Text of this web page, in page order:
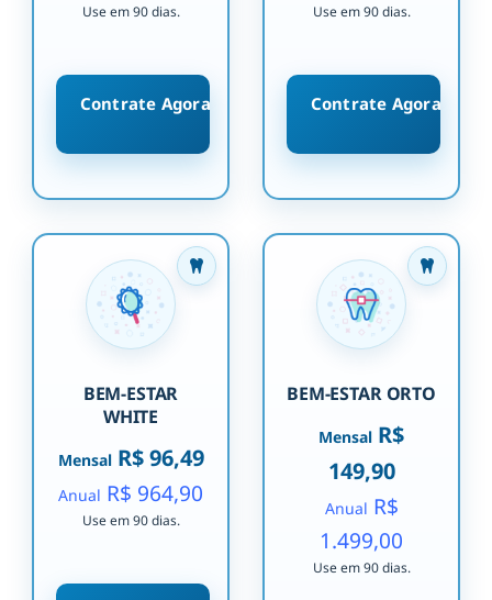
Use em 90 dias.
Contrate Agora
Use em 90 dias.
Contrate Agora
BEM-ESTAR
WHITE
MensalR$ 96,49
Anual R$ 964,90
Use em 90 dias.
BEM-ESTAR ORTO
Mensal R$
149,90
Anual R$
1.499,00
Use em 90 dias.